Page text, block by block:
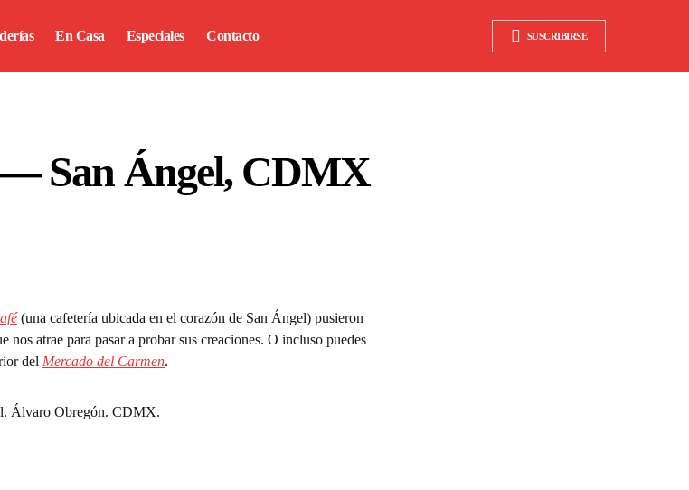
En Casa Especiales Contacto SUSCRIBIRSE
San Ángel, CDMX
(una cafetería ubicada en el corazón de San Ángel) pusieron
nos atrae para pasar a probar sus creaciones. O incluso puedes
del Mercado del Carmen.